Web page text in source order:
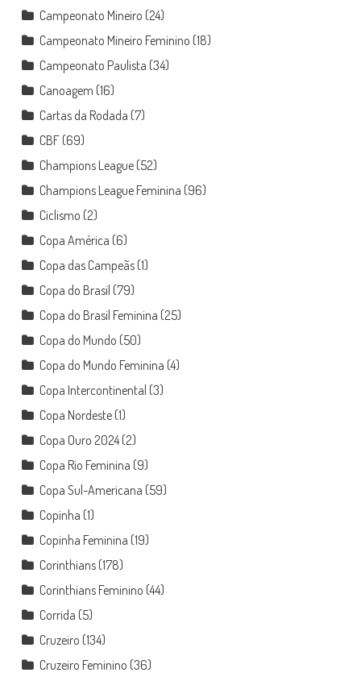
Campeonato Mineiro (24)
Campeonato Mineiro Feminino (18)
Campeonato Paulista (34)
Canoagem (16)
Cartas da Rodada (7)
CBF(69)
Champions League(52)
Champions League Feminina (96)
Ciclismo (2)
Copa América (6)
Copa das Campeãs(1)
Copa do Brasil (79)
Copa do Brasil Feminina (25)
Copa do Mundo (50)
Copa do Mundo Feminina (4)
Copa Intercontinental (3)
Copa Nordeste(1)
Copa Ouro 2024(2)
Copa Rio Feminina (9)
Copa Sul-Americana (59)
Copinha (1)
Copinha Feminina (19)
Corinthians(178)
Corinthians Feminino (44)
Corrida (5)
Cruzeiro (134)
Cruzeiro Feminino (36)